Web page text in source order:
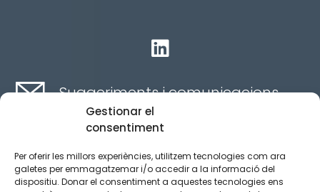
Gestionar el
consentiment
Per oferir les millors experiències, utilitzem tecnologies com ara
galetes per emmagatzemar i/o accedir a la informació del
dispositiu. Donar el consentiment a aquestes tecnologies ens

Suggeriments i comunicacions